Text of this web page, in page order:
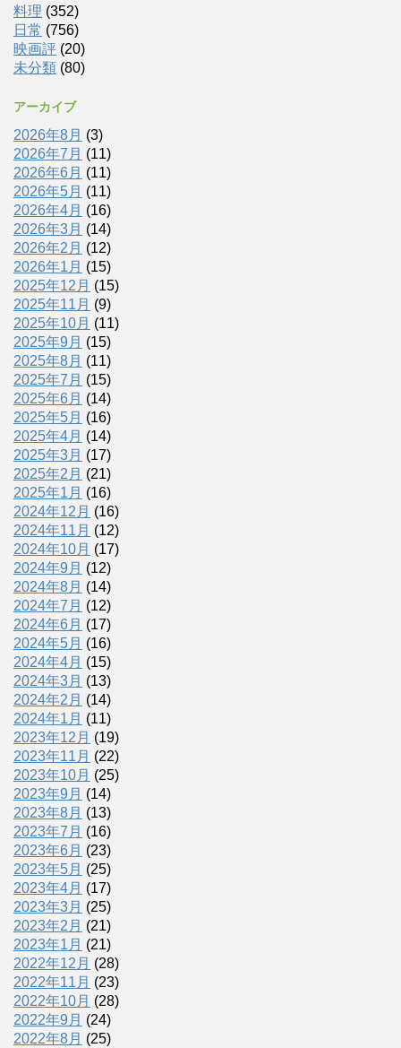
料理 (352)
日常 (756)
映画評 (20)
未分類 (80)
アーカイブ
2026年8月 (3)
2026年7月 (11)
2026年6月 (11)
2026年5月 (11)
2026年4月 (16)
2026年3月 (14)
2026年2月 (12)
2026年1月 (15)
2025年12月 (15)
2025年11月 (9)
2025年10月 (11)
2025年9月 (15)
2025年8月 (11)
2025年7月 (15)
2025年6月 (14)
2025年5月 (16)
2025年4月 (14)
2025年3月 (17)
2025年2月 (21)
2025年1月 (16)
2024年12月 (16)
2024年11月 (12)
2024年10月 (17)
2024年9月 (12)
2024年8月 (14)
2024年7月 (12)
2024年6月 (17)
2024年5月 (16)
2024年4月 (15)
2024年3月 (13)
2024年2月 (14)
2024年1月 (11)
2023年12月 (19)
2023年11月 (22)
2023年10月 (25)
2023年9月 (14)
2023年8月 (13)
2023年7月 (16)
2023年6月 (23)
2023年5月 (25)
2023年4月 (17)
2023年3月 (25)
2023年2月 (21)
2023年1月 (21)
2022年12月 (28)
2022年11月 (23)
2022年10月 (28)
2022年9月 (24)
2022年8月 (25)